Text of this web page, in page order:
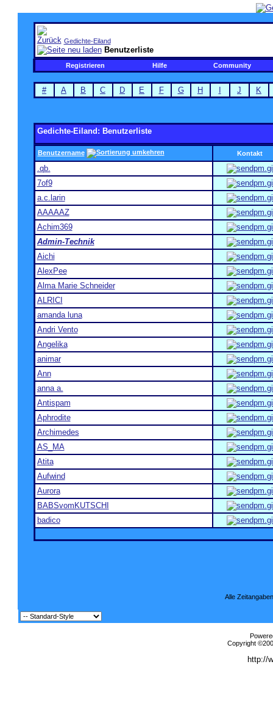
Gedichte-Eiland
Benutzerliste
Registrieren Hilfe Community
# A B C D E F G H J K
Gedichte-Eiland: Benutzerliste
Benutzername Kontakt
.qb.
7of9
a.c.larin
AAAAAZ
Achim369
Admin-Technik
Aichi
AlexPee
Alma Marie Schneider
ALRICI
amanda luna
Andri Vento
Angelika
animar
Ann
anna a.
Antispam
Aphrodite
Archimedes
AS_MA
Atita
Aufwind
Aurora
BABSvomKUTSCHI
badico
Alle
Copyright
http://